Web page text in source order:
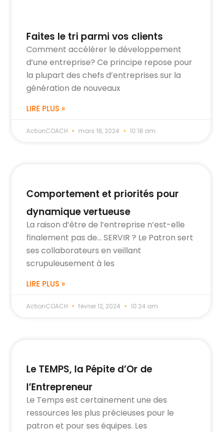
Faites le tri parmi vos clients
Comment accélérer le développement
d’une entreprise? Ce principe repose pour
la plupart des chefs d’entreprises sur la
génération de nouveaux
LIRE PLUS »
ActionCOACH mars 18, 2024 10:18 am
Comportement et priorités pour
dynamique vertueuse
La raison d’être de l’entreprise n’est-elle
finalement pas de… SERVIR ? Le Patron sert
ses collaborateurs en veillant
scrupuleusement à les
LIRE PLUS »
ActionCOACH février 12, 2024 10:24 am
Le TEMPS, la Pépite d’Or de
l’Entrepreneur
Le Temps est certainement une des
ressources les plus précieuses pour le
patron et pour ses équipes. Les